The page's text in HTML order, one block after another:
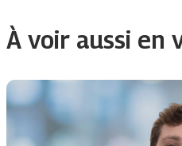
À voir aussi en